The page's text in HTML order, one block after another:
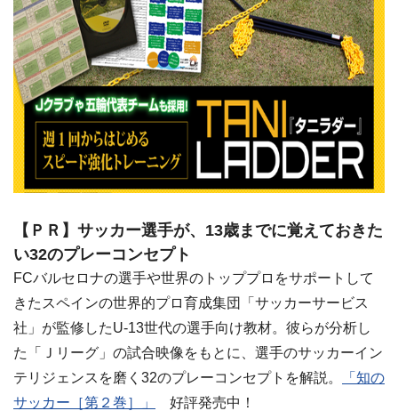
【ＰＲ】サッカー選手が、13歳までに覚えておきた
い32のプレーコンセプト
FCバルセロナの選手や世界のトッププロをサポートして
きたスペインの世界的プロ育成集団「サッカーサービス
社」が監修したU-13世代の選手向け教材。彼らが分析し
た「Ｊリーグ」の試合映像をもとに、選手のサッカーイン
テリジェンスを磨く32のプレーコンセプトを解説。
「知の
サッカー［第２巻］」
好評発売中！